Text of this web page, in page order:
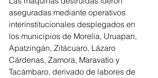
aseguradas mediante operativos
interinstitucionales desplegados en
los municipios de Morelia, Uruapan,
Apatzingán, Zitácuaro, Lázaro
Cárdenas, Zamora, Maravatío y
Tacámbaro, derivado de labores de